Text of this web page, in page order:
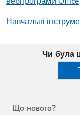
Навчальні
Чи була
Що нового?